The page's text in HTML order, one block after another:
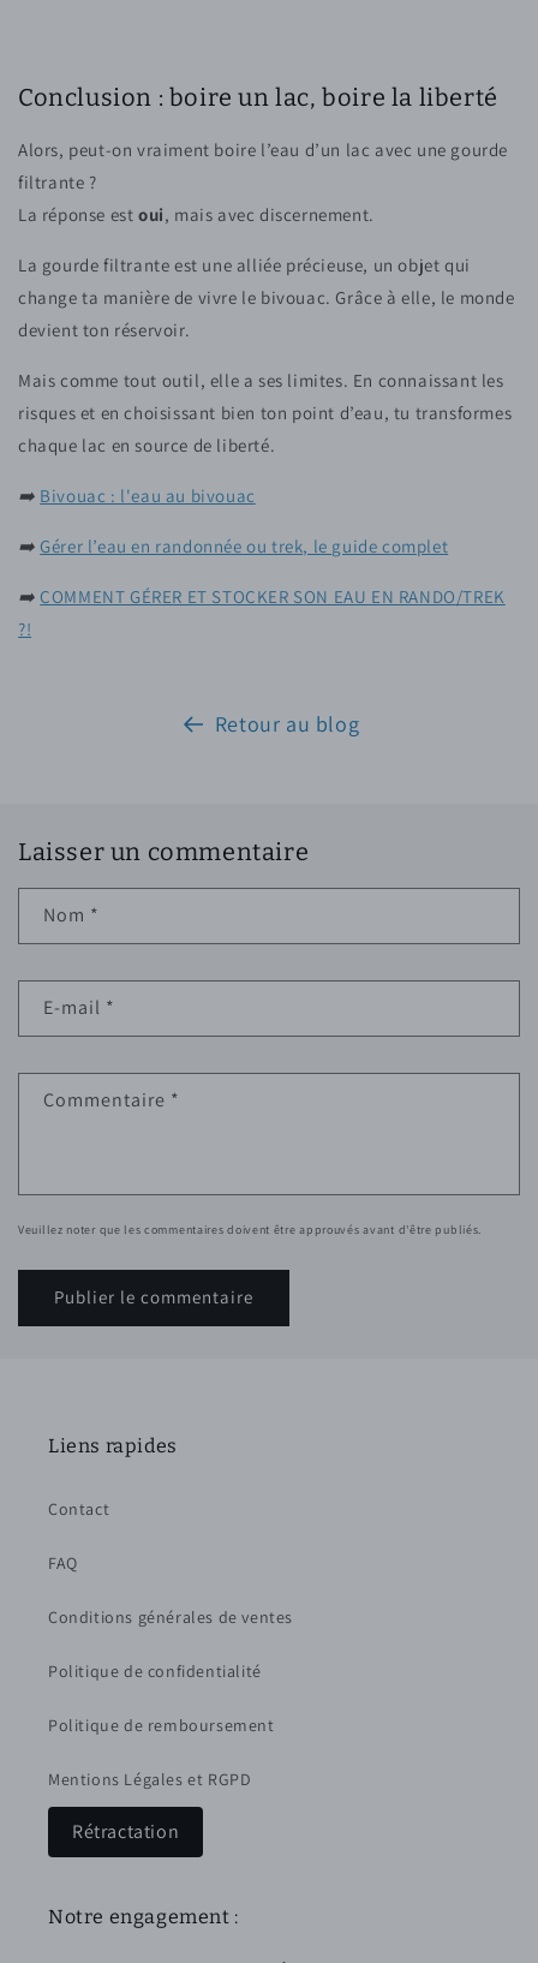
Conclusion : boire un lac, boire la liberté
Alors, peut-on vraiment boire l’eau d’un lac avec une gourde
filtrante ?
La réponse est oui, mais avec discernement.
La gourde filtrante est une alliée précieuse, un objet qui
change ta manière de vivre le bivouac. Grâce à elle, le monde
devient ton réservoir.
Mais comme tout outil, elle a ses limites. En connaissant les
risques et en choisissant bien ton point d’eau, tu transformes
chaque lac en source de liberté.
➡️ Bivouac : l'eau au bivouac
➡️ Gérer l’eau en randonnée ou trek, le guide complet
➡️ COMMENT GÉRER ET STOCKER SON EAU EN RANDO/TREK
?!
Retour au blog
Laisser un commentaire
Nom *
E-mail *
Commentaire *
Veuillez noter que les commentaires doivent être approuvés avant d'être publiés.
Liens rapides
Contact
FAQ
Conditions générales de ventes
Politique de confidentialité
Politique de remboursement
Mentions Légales et RGPD
Rétractation
Notre engagement :